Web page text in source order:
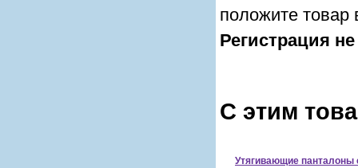
положите товар
Регистрация
С этим
Утягивающие